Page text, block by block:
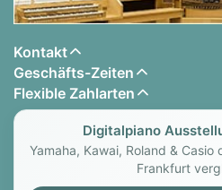
Kontakt
Geschäfts-Zeiten
Flexible Zahlarten
Digitalpiano
Yamaha, Kawai, Roland &
Frankfurt